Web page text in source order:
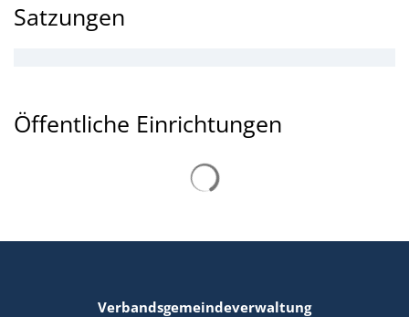
Satzungen
Öffentliche Einrichtungen
Verbandsgemeindeverwaltung